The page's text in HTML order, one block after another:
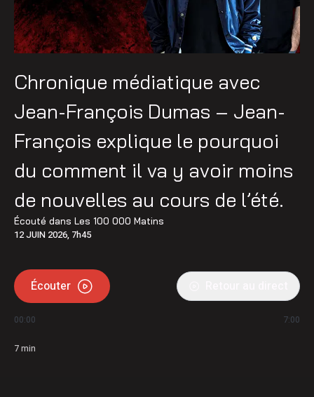
Chronique médiatique avec
Jean-François Dumas – Jean-
François explique le pourquoi
du comment il va y avoir moins
de nouvelles au cours de l’été.
Écouté dans Les 100 000 Matins
12 JUIN 2026, 7h45
Écouter
00:00 7:00
7min